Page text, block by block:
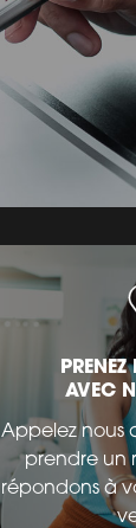
PRENEZ
AVEC
Appelez nous
prendre un
répondons à